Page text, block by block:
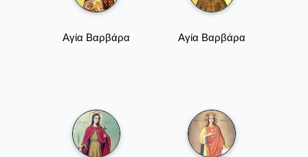
Αγία Βαρβάρα Αγία Βαρβάρα